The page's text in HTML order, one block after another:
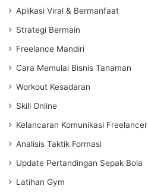
Aplikasi Viral & Bermanfaat
Strategi Bermain
Freelance Mandiri
Cara Memulai Bisnis Tanaman
Workout Kesadaran
Skill Online
Kelancaran Komunikasi Freelancer
Analisis Taktik Formasi
Update Pertandingan Sepak Bola
Latihan Gym